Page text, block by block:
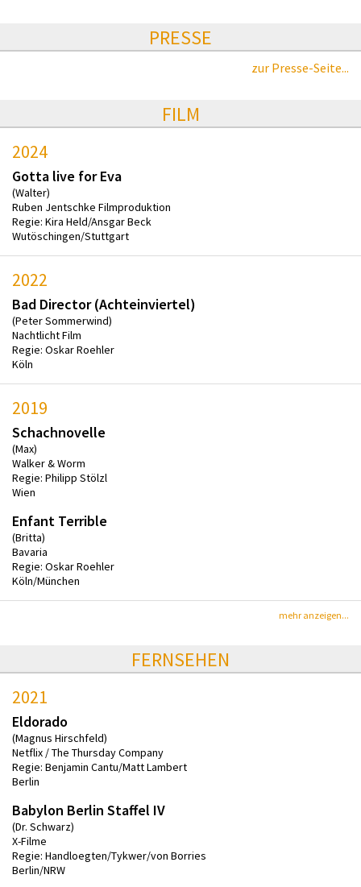
PRESSE
zur Presse-Seite...
FILM
2024
Gotta live for Eva
(Walter)
Ruben Jentschke Filmproduktion
Regie: Kira Held/Ansgar Beck
Wutöschingen/Stuttgart
2022
Bad Director (Achteinviertel)
(Peter Sommerwind)
Nachtlicht Film
Regie: Oskar Roehler
Köln
2019
Schachnovelle
(Max)
Walker & Worm
Regie: Philipp Stölzl
Wien
Enfant Terrible
(Britta)
Bavaria
Regie: Oskar Roehler
Köln/München
mehr anzeigen...
FERNSEHEN
2021
Eldorado
(Magnus Hirschfeld)
Netflix / The Thursday Company
Regie: Benjamin Cantu/Matt Lambert
Berlin
Babylon Berlin Staffel IV
(Dr. Schwarz)
X-Filme
Regie: Handloegten/Tykwer/von Borries
Berlin/NRW